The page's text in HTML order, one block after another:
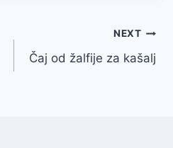
NEXT
Čaj od žalfije za kašalj